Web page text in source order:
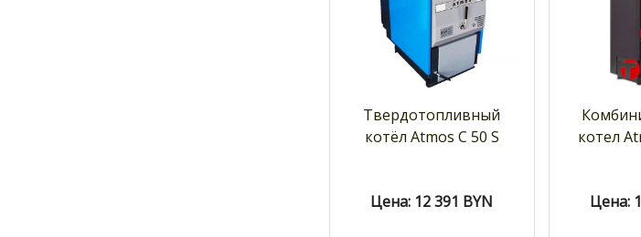
Твердотопливный
котёл Atmos C 50 S
Цена: 12 391 BYN
котел
Цена: